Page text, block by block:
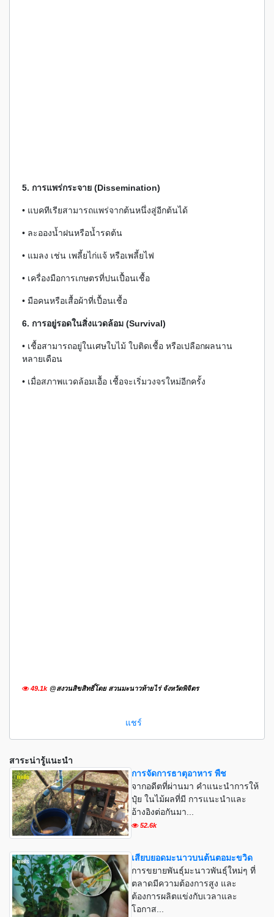
5. การแพร่กระจาย (Dissemination)
• แบคทีเรียสามารถแพร่จากต้นหนึ่งสู่อีกต้นได้
• ละอองน้ำฝนหรือน้ำรดต้น
• แมลง เช่น เพลี้ยไก่แจ้ หรือเพลี้ยไฟ
• เครื่องมือการเกษตรที่ปนเปื้อนเชื้อ
• มือคนหรือเสื้อผ้าที่เปื้อนเชื้อ
6. การอยู่รอดในสิ่งแวดล้อม (Survival)
• เชื้อสามารถอยู่ในเศษใบไม้ ใบติดเชื้อ หรือเปลือกผลนาน
หลายเดือน
• เมื่อสภาพแวดล้อมเอื้อ เชื้อจะเริ่มวงจรใหม่อีกครั้ง
49.1k @สงวนสิขสิทธิ์โดย สวนมะนาวท้ายไร่ จังหวัดพิจิตร
แชร์
สาระน่ารู้แนะนำ
การจัดการธาตุอาหาร พืช
จากอดีตที่ผ่านมา คำแนะนำการให้
ปุ๋ย ในไม้ผลที่มี การแนะนำและ
อ้างอิงต่อกันมา...
52.6k
เสียบยอดมะนาวบนต้นตอมะขวิด
การขยายพันธุ์มะนาวพันธุ์ใหม่ๆ ที่
ตลาดมีความต้องการสูง และ
ต้องการผลิตแข่งกับเวลาและ
โอกาส...